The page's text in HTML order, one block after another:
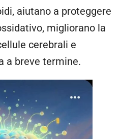
aiutano a proteggere
migliorano la
cerebrali e
a breve termine.